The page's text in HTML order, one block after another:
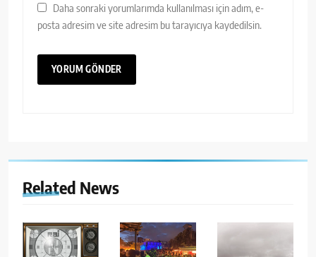
Daha sonraki yorumlarımda kullanılması için adım, e-
posta adresim ve site adresim bu tarayıcıya kaydedilsin.
Related News